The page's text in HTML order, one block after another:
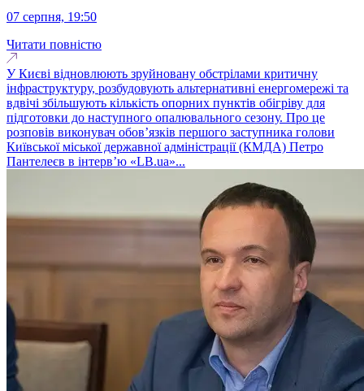
07 серпня, 19:50
Читати повністю
У Києві відновлюють зруйновану обстрілами критичну
інфраструктуру, розбудовують альтернативні енергомережі та
вдвічі збільшують кількість опорних пунктів обігріву для
підготовки до наступного опалювального сезону. Про це
розповів виконувач обовʼязків першого заступника голови
Київської міської державної адміністрації (КМДА) Петро
Пантелеєв в інтервʼю «LB.ua»...